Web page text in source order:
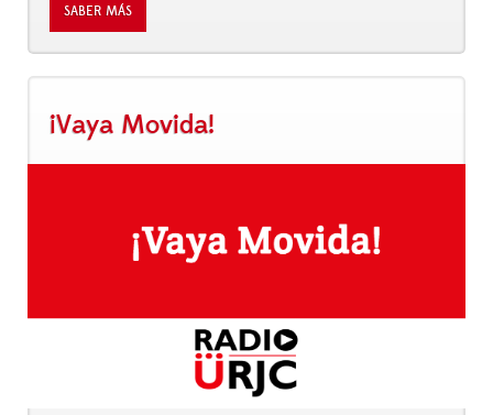
SABER MÁS
¡Vaya Movida!